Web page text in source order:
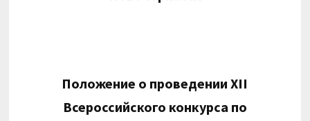
Положение о проведенииXII
Всероссийского конкурса по